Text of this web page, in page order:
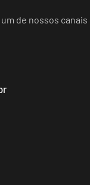
de nossos canais